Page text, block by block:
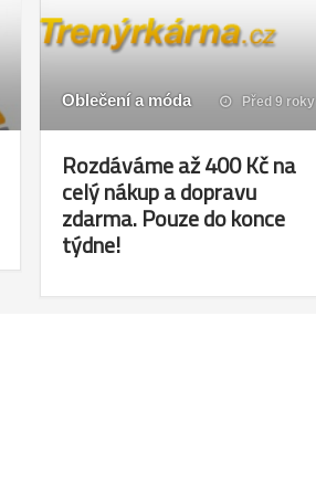
Oblečení a móda Před 9 roky
Rozdáváme až 400 Kč na
celý nákup a dopravu
zdarma. Pouze do konce
týdne!